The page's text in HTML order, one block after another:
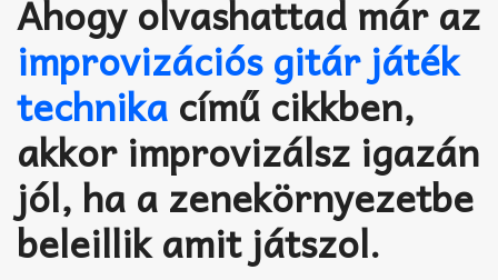
TABok
Improvizáció
Ahogy olvashattad már az
improvizációs gitár játék
technika című cikkben,
akkor improvizálsz igazán
jól, ha a zenekörnyezetbe
beleillik amit játszol.